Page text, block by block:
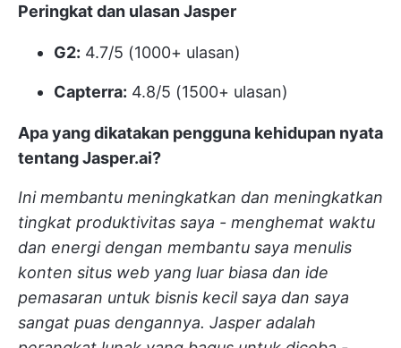
Peringkat dan ulasan Jasper
G2: 4.7/5 (1000+ ulasan)
Capterra: 4.8/5 (1500+ ulasan)
Apa yang dikatakan pengguna kehidupan nyata
tentang Jasper.ai?
Ini membantu meningkatkan dan meningkatkan
tingkat produktivitas saya - menghemat waktu
dan energi dengan membantu saya menulis
konten situs web yang luar biasa dan ide
pemasaran untuk bisnis kecil saya dan saya
sangat puas dengannya. Jasper adalah